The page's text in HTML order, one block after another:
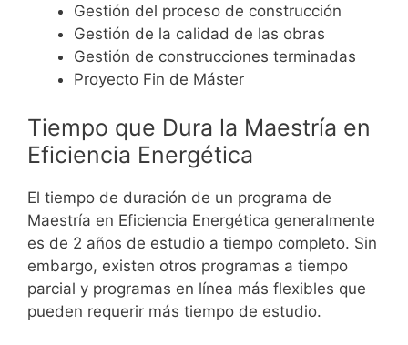
Gestión del proceso de construcción
Gestión de la calidad de las obras
Gestión de construcciones terminadas
Proyecto Fin de Máster
Tiempo que Dura la Maestría en
Eficiencia Energética
El tiempo de duración de un programa de
Maestría en Eficiencia Energética generalmente
es de 2 años de estudio a tiempo completo. Sin
embargo, existen otros programas a tiempo
parcial y programas en línea más flexibles que
pueden requerir más tiempo de estudio.